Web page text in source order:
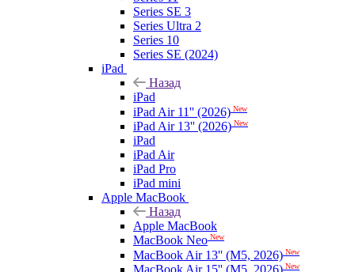
Series SE 3
Series Ultra 2
Series 10
Series SE (2024)
iPad
Назад
iPad
iPad Air 11'' (2026) New
iPad Air 13'' (2026) New
iPad
iPad Air
iPad Pro
iPad mini
Apple MacBook
Назад
Apple MacBook
MacBook Neo New
MacBook Air 13'' (M5, 2026) New
MacBook Air 15'' (M5, 2026) New